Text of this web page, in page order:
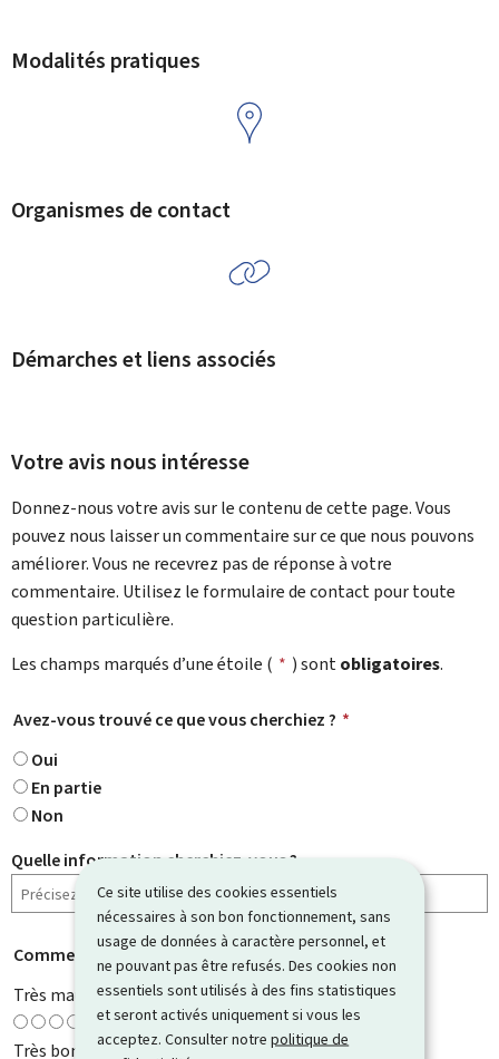
Ce site utilise des cookies essentiels
nécessaires à son bon fonctionnement, sans
usage de données à caractère personnel, et
ne pouvant pas être refusés. Des cookies non
essentiels sont utilisés à des fins statistiques
et seront activés uniquement si vous les
acceptez. Consulter notrepolitique de
Modalités pratiques
Organismes de contact
Démarches et liens associés
Votre avis nous intéresse
Donnez-nous votre avis sur le contenu de cette page. Vous
pouvez nous laisser un commentaire sur ce que nous pouvons
améliorer. Vous ne recevrez pas de réponse à votre
commentaire. Utilisez le formulaire de contact pour toute
question particulière.
Les champs marqués d’une étoile ( * ) sontobligatoires.
Avez-vous trouvé ce que vous cherchiez ? *
Oui
En partie
Non
Quelle information cherchiez-vous ?
Comment évaluez-vous cette page ?
Très mauvaise
Très bonne